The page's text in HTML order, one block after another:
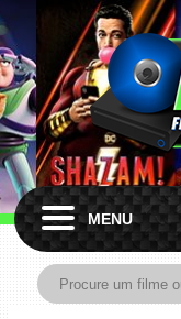
MENU